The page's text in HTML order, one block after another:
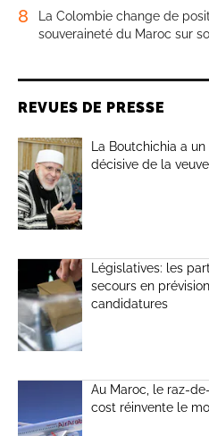
8
La Colombie change de
souveraineté du Maroc sur
REVUES DE PRESSE
La Boutchichia a
décisive de la
Législatives: les
secours en
candidatures
Au Maroc, le raz-
cost réinvente le